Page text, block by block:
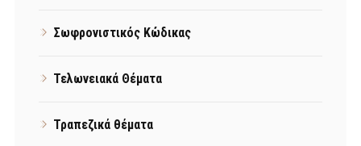
Σωφρονιστικός Κώδικας
Τελωνειακά Θέματα
Τραπεζικά θέματα